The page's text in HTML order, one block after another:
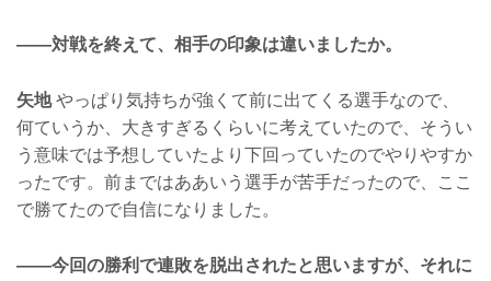
——対戦を終えて、相手の印象は違いましたか。
矢地やっぱり気持ちが強くて前に出てくる選手なので、
何ていうか、大きすぎるくらいに考えていたので、そうい
う意味では予想していたより下回っていたのでやりやすか
ったです。前まではああいう選手が苦手だったので、ここ
で勝てたので自信になりました。
——今回の勝利で連敗を脱出されたと思いますが、それに